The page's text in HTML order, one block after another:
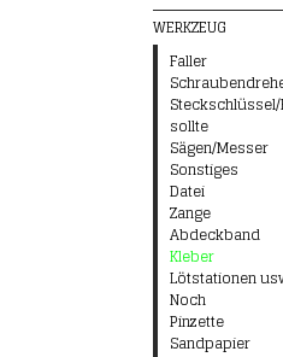
WERKZEUG
Faller
sollte
Sägen/Messer
Sonstiges
Datei
Zange
Abdeckband
Kleber
Lötstationen
Noch
Pinzette
Sandpapier